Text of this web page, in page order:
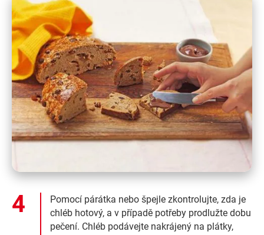
Pomocí párátka nebo špejle zkontrolujte, zda je
chléb hotový, a v případě potřeby prodlužte dobu
pečení. Chléb podávejte nakrájený na plátky,